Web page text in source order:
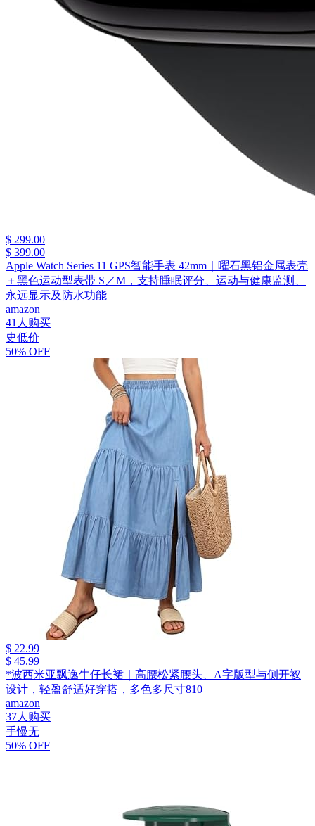
$ 299.00
$ 399.00
Apple Watch Series 11 GPS智能手表 42mm｜曜石黑铝金属表壳
＋黑色运动型表带 S／M，支持睡眠评分、运动与健康监测、
永远显示及防水功能
amazon
41人购买
史低价
50% OFF
$ 22.99
$ 45.99
*波西米亚飘逸牛仔长裙｜高腰松紧腰头、A字版型与侧开衩
设计，轻盈舒适好穿搭，多色多尺寸810
amazon
37人购买
手慢无
50% OFF